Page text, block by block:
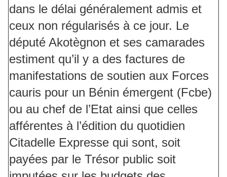
dans le délai généralement admis et
ceux non régularisés à ce jour. Le
député Akotègnon et ses camarades
estiment qu’il y a des factures de
manifestations de soutien aux Forces
cauris pour un Bénin émergent (Fcbe)
ou au chef de l’Etat ainsi que celles
afférentes à l’édition du quotidien
Citadelle Expresse qui sont, soit
payées par le Trésor public soit